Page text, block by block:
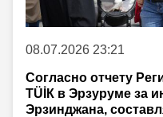
08.07.2026 23:21
Согласно отчету
TÜİК в Эрзуруме за
Эрзинджана,